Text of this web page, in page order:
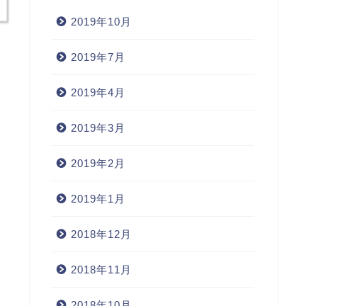
2019年10月
2019年7月
2019年4月
2019年3月
2019年2月
2019年1月
2018年12月
2018年11月